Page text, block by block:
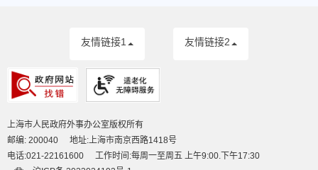
友情链接1 友情链接2
上海市人民政府外事办公室版权所有
邮编: 200040
地址:上海市南京西路1418号
电话:021-22161600
工作时间:每周一至周五 上午9:00.下午17:30